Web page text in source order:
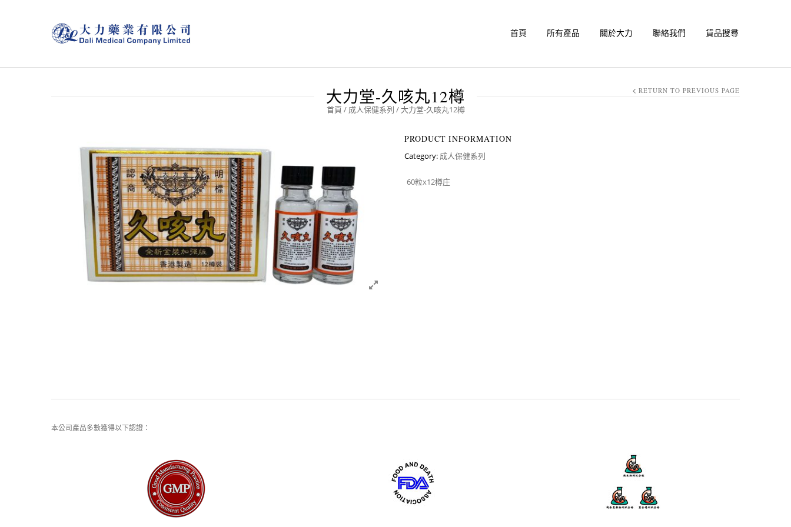
首頁 所有產品 關於大力 聯絡我們 貨品搜尋
大力堂-久咳丸12樽
首頁 / 成人保健系列 / 大力堂-久咳丸12樽
RETURN TO PREVIOUS PAGE
PRODUCT INFORMATION
Category: 成人保健系列
60粒x12樽庄
本公司產品多數獲得以下認證：